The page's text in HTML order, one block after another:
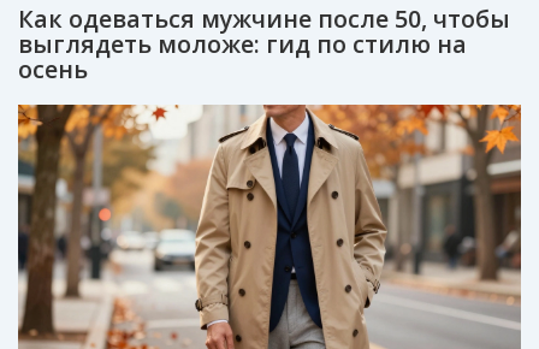
Как одеваться мужчине после 50, чтобы
выглядеть моложе: гид по стилю на
осень